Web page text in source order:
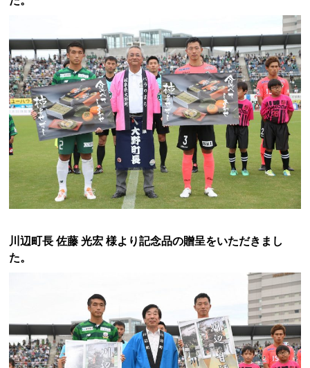
川辺町長 佐藤 光宏 様より記念品の贈呈をいただきまし
た。